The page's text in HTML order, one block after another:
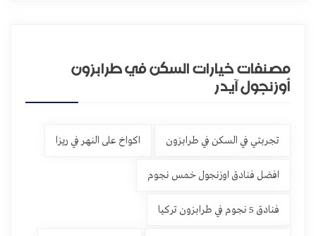
مصنفات خيارات السكن في طرابزون
أوزنجول آيدر
تجربتي في السكن في طرابزون اكواخ على النهر في ريزا
افضل فنادق اوزنجول خمس نجوم
فنادق 5 نجوم في طرابزون تركيا